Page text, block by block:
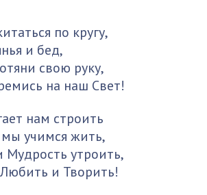
по кругу,
и бед,
свою руку,
на наш Свет!
нам строить
учимся жить,
Мудрость утроить,
и Творить!